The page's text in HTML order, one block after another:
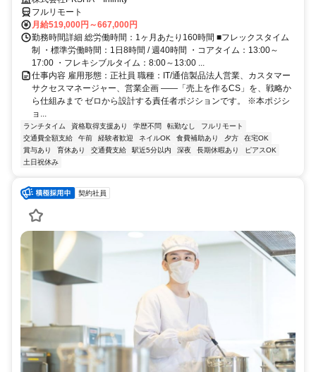
フルリモート
月給519,000円～667,000円
勤務時間詳細 総労働時間：1ヶ月あたり160時間 ■フレックスタイム
制 ・標準労働時間：1日8時間 / 週40時間 ・コアタイム：13:00～
17:00 ・フレキシブルタイム：8:00～13:00 ...
仕事内容 雇用形態：正社員 職種：IT/通信製品法人営業、カスタマー
サクセスマネージャー、営業企画 ――「売上を作るCS」を、戦略か
ら仕組みまで ゼロから設計する責任者ポジションです。 ※本ポジシ
ョ...
ランチタイム 資格取得支援あり 学歴不問 転勤なし
フルリモート
交通費全額支給
午前 経験者歓迎 ネイルOK 食費補助あり 夕方
在宅OK
賞与あり
育休あり 交通費支給 駅近5分以内 深夜 長期休暇あり
ピアスOK
土日祝休み
契約社員